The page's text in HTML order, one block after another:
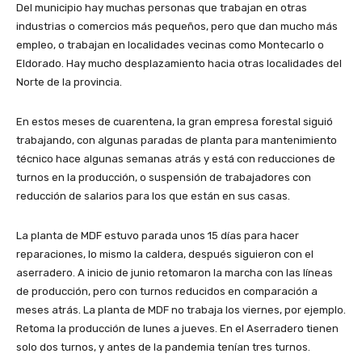
Del municipio hay muchas personas que trabajan en otras
industrias o comercios más pequeños, pero que dan mucho más
empleo, o trabajan en localidades vecinas como Montecarlo o
Eldorado. Hay mucho desplazamiento hacia otras localidades del
Norte de la provincia.
En estos meses de cuarentena, la gran empresa forestal siguió
trabajando, con algunas paradas de planta para mantenimiento
técnico hace algunas semanas atrás y está con reducciones de
turnos en la producción, o suspensión de trabajadores con
reducción de salarios para los que están en sus casas.
La planta de MDF estuvo parada unos 15 días para hacer
reparaciones, lo mismo la caldera, después siguieron con el
aserradero. A inicio de junio retomaron la marcha con las líneas
de producción, pero con turnos reducidos en comparación a
meses atrás. La planta de MDF no trabaja los viernes, por ejemplo.
Retoma la producción de lunes a jueves. En el Aserradero tienen
solo dos turnos, y antes de la pandemia tenían tres turnos.